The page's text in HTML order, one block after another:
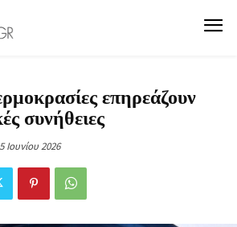
επηρεάζουν
συνήθειες
Ιουνίου 2026